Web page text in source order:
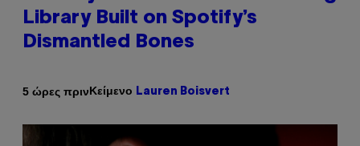
Library Built on Spotify’s
Dismantled Bones
5 ώρες πρινΚείμενο Lauren Boisvert